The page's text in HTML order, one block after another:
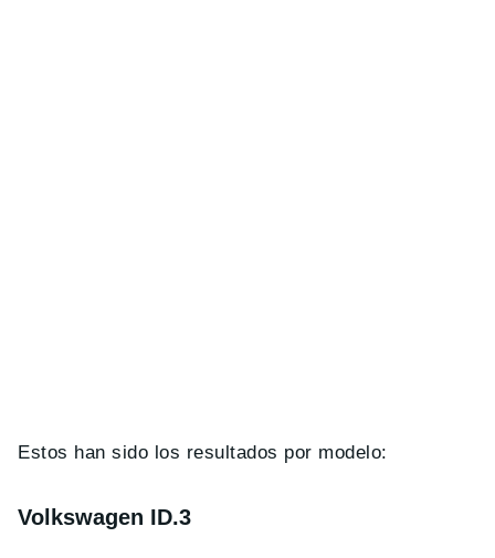
Estos han sido los resultados por modelo:
Volkswagen ID.3